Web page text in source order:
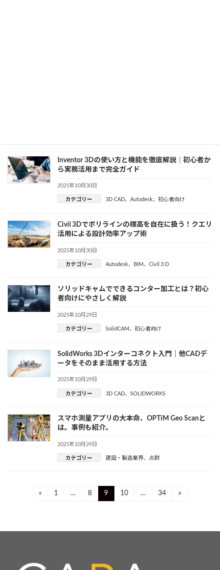
Inventor 3Dの使い方と機能を徹底解説｜初心者か
ら実務活用まで完全ガイド
2025年10月30日
カテゴリー 3D CAD、 Autodesk、 初心者向け
Civil 3Dでポリラインの標高を自在に扱う！クエリ
活用による設計効率アップ術
2025年10月30日
カテゴリー Autodesk、 BIM、 Civil３D
ソリッドキャムでできるコンター加工とは？初心
者向けにやさしく解説
2025年10月29日
カテゴリー SolidCAM、 初心者向け
SolidWorks 3Dインターコネクト入門｜他CADデ
ータをそのまま活用する方法
2025年10月29日
カテゴリー 3D CAD、 SOLIDWORKS
スマホ測量アプリの大本命、OPTiM Geo Scanと
は。事例も紹介。
2025年10月29日
カテゴリー 建設・製造業界、 点群
« Page
1 … Page
8 Page
9 Page
10 … Page
34 »